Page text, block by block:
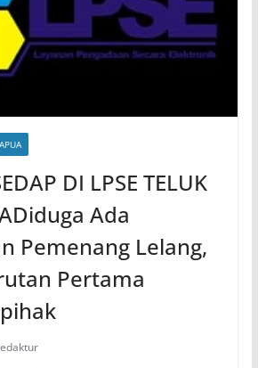
DI LPSE TELUK
Ada
Pemenang Lelang,
Pertama